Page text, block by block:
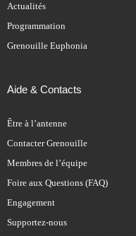
Actualités
Programmation
Grenouille Euphonia
Aide & Contacts
Être à l’antenne
Contacter Grenouille
Membres de l’équipe
Foire aux Questions (FAQ)
Engagement
Supportez-nous